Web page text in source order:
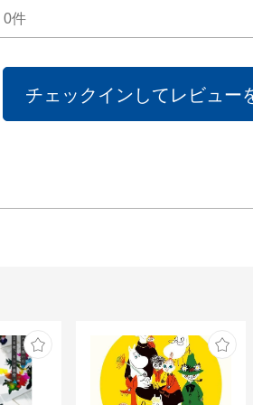
0件
チェックインしてレビュー